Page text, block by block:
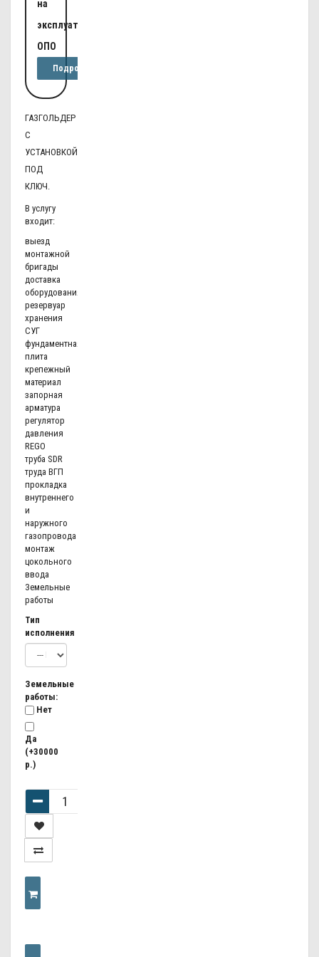
на
эксплуатацию
ОПО
Подробнее
ГАЗГОЛЬДЕР
С
УСТАНОВКОЙ
ПОД
КЛЮЧ.
В услугу
входит:
выезд
монтажной
бригады
доставка
оборудования
резервуар
хранения
СУГ
фундаментная
плита
крепежный
материал
запорная
арматура
регулятор
давления
REGO
труба SDR
труда ВГП
прокладка
внутреннего
и
наружного
газопровода
монтаж
цокольного
ввода
Земельные
работы
Тип
исполнения
Земельные
работы:
Нет
Да
(+30000
р.)